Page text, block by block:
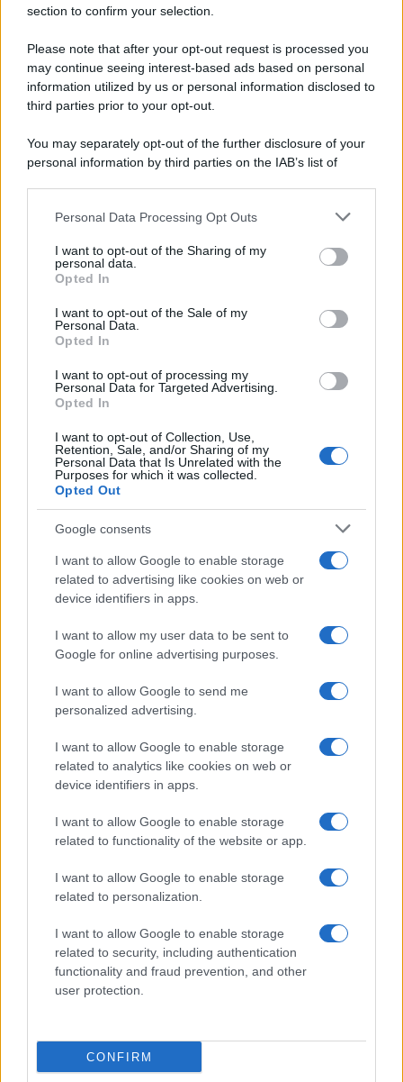
section to confirm your selection.
Please note that after your opt-out request is processed you
may continue seeing interest-based ads based on personal
information utilized by us or personal information disclosed to
third parties prior to your opt-out.
You may separately opt-out of the further disclosure of your
personal information by third parties on the IAB’s list of
This information may also be disclosed by us to third parties
disclose it to other third parties.
Please note that this website/app uses one or more Google
services and may gather and store information including but
not limited to your visit or usage behaviour. You may click to
grant or deny consent to Google and its third-party tags to
consent section.
Personal Data Processing Opt Outs
I want to opt-out of the Sharing of my
personal data.
Opted In
I want to opt-out of the Sale of my
Personal Data.
Opted In
I want to opt-out of processing my
Personal Data for Targeted Advertising.
Opted In
I want to opt-out of Collection, Use,
Retention, Sale, and/or Sharing of my
Personal Data that Is Unrelated with the
Purposes for which it was collected.
Opted Out
Google consents
I want to allow Google to enable storage
related to advertising like cookies on web or
device identifiers in apps.
I want to allow my user data to be sent to
Google for online advertising purposes.
I want to allow Google to send me
personalized advertising.
I want to allow Google to enable storage
related to analytics like cookies on web or
device identifiers in apps.
I want to allow Google to enable storage
related to functionality of the website or app.
I want to allow Google to enable storage
related to personalization.
I want to allow Google to enable storage
related to security, including authentication
functionality and fraud prevention, and other
user protection.
CONFIRM
Motors Magazine 365
Home Magazine 365
Cineverse Magazine
SecondHomeMagazine
Francia
Investieren24
News Hub UK
Lgbtq News
Olanda
Investeren 24